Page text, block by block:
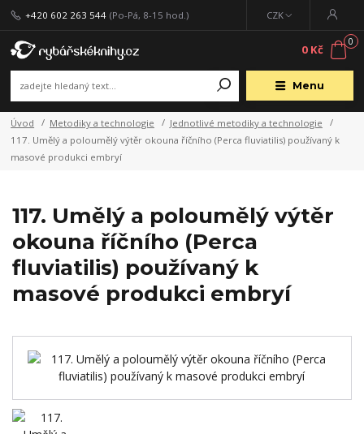
Menu
CZK
+420 602 263 544 (Po-Pá, 8-15 hod.)
0
0 Kč
Úvod Metodiky a technologie
Jednotlivé metodiky a technologie
117. Umělý a poloumělý výtěr okouna říčního (Perca fluviatilis) používaný k
masové produkci embryí
117. Umělý a poloumělý výtěr
okouna říčního (Perca
fluviatilis) používaný k
masové produkci embryí